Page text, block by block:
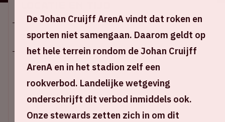
Zo 26 juli 2026
Johan Cruijff ArenA
Stadion open: 12:30 uur
Start wedstrijd: 14:00 uur
Einde wedstrijd: 15:45 uur
De Johan Cruijff ArenA vindt dat roken en
sporten niet samengaan. Daarom geldt op
het hele terrein rondom de Johan Cruijff
ArenA en in het stadion zelf een
rookverbod. Landelijke wetgeving
onderschrijft dit verbod inmiddels ook.
Onze stewards zetten zich in om dit